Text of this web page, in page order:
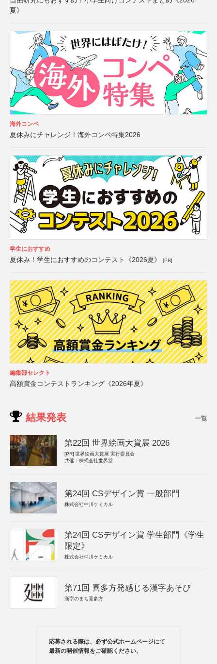
夏》
海外コンペ
夏休みにチャレンジ！海外コンペ特集2026
学生におすすめ
夏休み！学生におすすめのコンテスト《2026夏》 [PR]
編集部セレクト
高額賞金コンテストランキング《2026年夏》
結果発表 一覧
第22回 世界絵画大賞展 2026
[PR] 世界絵画大賞展 実行委員会
共催：株式会社世界堂
第24回 CSデザイン賞 一般部門
株式会社中川ケミカル
第24回 CSデザイン賞 学生部門《学生
限定》
株式会社中川ケミカル
第71回 喜多方発感じる漢字あそび
漢字のまち喜多方
応募される際は、必ず公式ホームページにて
最新の開催情報をご確認ください。